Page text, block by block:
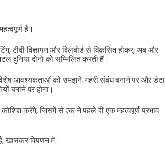
है।
टीवी विज्ञापन और बिलबोर्ड से विकसित होकर, अब और
दुनिया दोनों को सम्मिलित करती हैं।
विशेष आवश्यकताओं को समझने, गहरी संबंध बनाने पर और डेटा
बनाने पर होगा।
कोशिश करेंगे, जिसमें से एक ने पहले ही एक महत्वपूर्ण प्रभाव
खासकर विपणन में।